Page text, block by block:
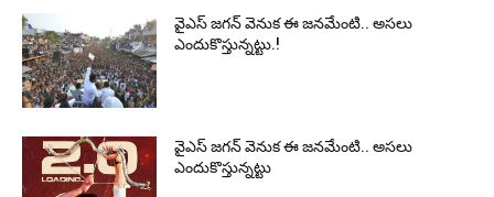
వైఎస్‌ జగన్‌ వెనుక ఈ జనమేంటి.. అసలు
ఎందుకొస్తున్నట్టు.!
వైఎస్‌ జగన్‌ వెనుక ఈ జనమేంటి.. అసలు
ఎందుకొస్తున్నట్టు